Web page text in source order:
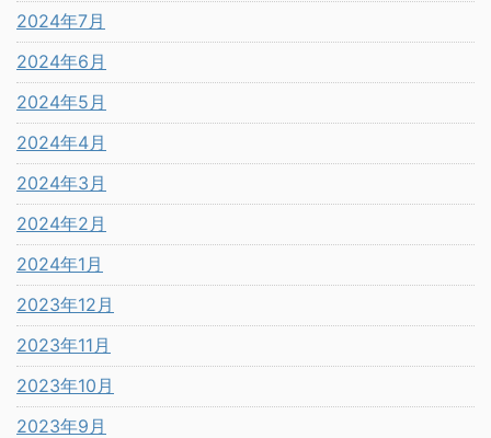
2024年7月
2024年6月
2024年5月
2024年4月
2024年3月
2024年2月
2024年1月
2023年12月
2023年11月
2023年10月
2023年9月